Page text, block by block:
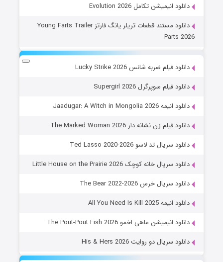
دانلود انیمیشن تکامل Evolution 2026
دانلود مستند قطعات تریلر یانگ فارتز Young Farts Trailer
Parts 2026
دانلود فیلم ضربه شانس Lucky Strike 2026
دانلود فیلم سوپرگرل Supergirl 2026
دانلود انیمه Jaadugar: A Witch in Mongolia 2026
دانلود فیلم زن نشانه دار The Marked Woman 2026
دانلود سریال تد لاسو Ted Lasso 2020-2026
دانلود سریال خانه کوچک Little House on the Prairie 2026
دانلود سریال خرس The Bear 2022-2026
دانلود انیمه All You Need Is Kill 2025
دانلود انیمیشن ماهی اخمو The Pout-Pout Fish 2026
دانلود سریال دو روایت His & Hers 2026